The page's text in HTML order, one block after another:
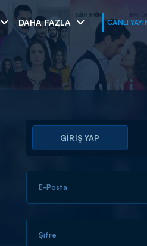
DAHA FAZLA CANLI
GİRİŞ YAP
E-Posta
Şifre